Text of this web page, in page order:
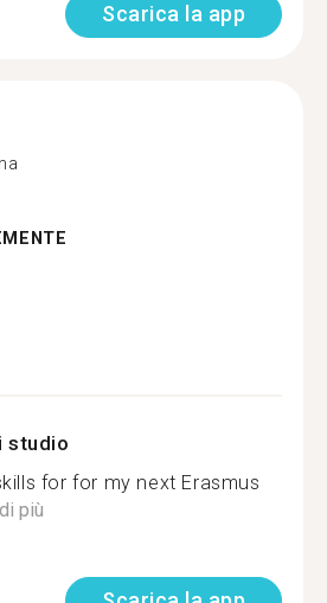
Scarica la app
studio
for for my next Erasmus
più